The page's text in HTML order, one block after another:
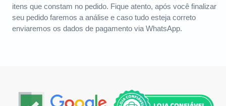
itens que constam no pedido. Fique atento, após você finalizar
seu pedido faremos a análise e caso tudo esteja correto
enviaremos os dados de pagamento via WhatsApp.